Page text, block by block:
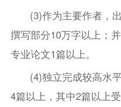
(3)作为主要作者，
撰写部分10万字以上；
专业论文1篇以上。
(4)独立完成较高水
4篇以上，其中2篇以上